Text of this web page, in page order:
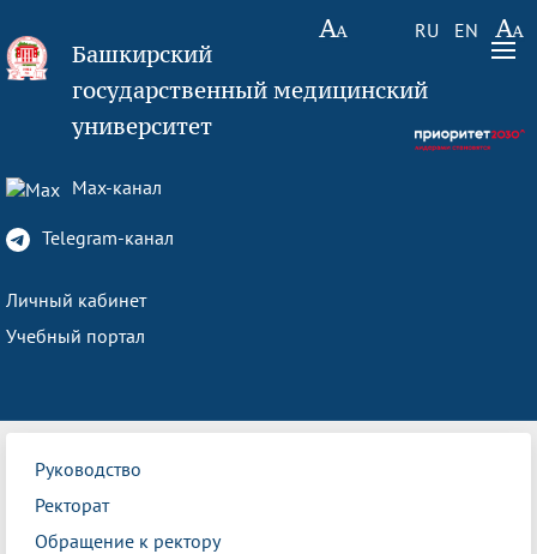
RU EN
Башкирский
государственный медицинский
университет
Max-канал
Telegram-канал
Личный кабинет
Учебный портал
Руководство
Ректорат
Обращение к ректору